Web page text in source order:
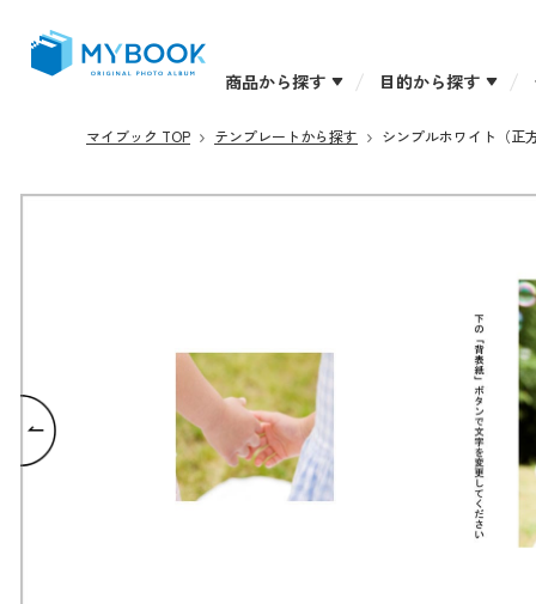
商品から探す 目的から探す
マイブック TOP テンプレートから探す シンプルホワイト（正